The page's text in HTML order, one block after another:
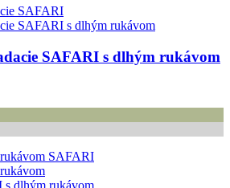
SAFARI s dlhým rukávom